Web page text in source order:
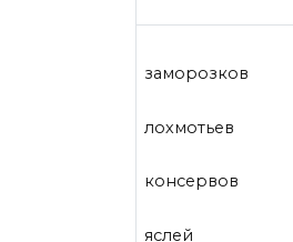
заморозков
лохмотьев
консервов
яслей